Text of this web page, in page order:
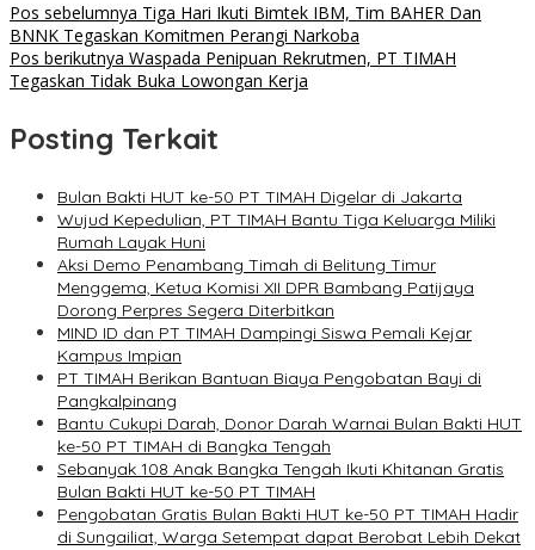
Pos sebelumnya Tiga Hari Ikuti Bimtek IBM, Tim BAHER Dan
BNNK Tegaskan Komitmen Perangi Narkoba
Pos berikutnya Waspada Penipuan Rekrutmen, PT TIMAH
Tegaskan Tidak Buka Lowongan Kerja
Posting Terkait
Bulan Bakti HUT ke-50 PT TIMAH Digelar di Jakarta
Wujud Kepedulian, PT TIMAH Bantu Tiga Keluarga Miliki
Rumah Layak Huni
Aksi Demo Penambang Timah di Belitung Timur
Menggema, Ketua Komisi XII DPR Bambang Patijaya
Dorong Perpres Segera Diterbitkan
MIND ID dan PT TIMAH Dampingi Siswa Pemali Kejar
Kampus Impian
PT TIMAH Berikan Bantuan Biaya Pengobatan Bayi di
Pangkalpinang
Bantu Cukupi Darah, Donor Darah Warnai Bulan Bakti HUT
ke-50 PT TIMAH di Bangka Tengah
Sebanyak 108 Anak Bangka Tengah Ikuti Khitanan Gratis
Bulan Bakti HUT ke-50 PT TIMAH
Pengobatan Gratis Bulan Bakti HUT ke-50 PT TIMAH Hadir
di Sungailiat, Warga Setempat dapat Berobat Lebih Dekat